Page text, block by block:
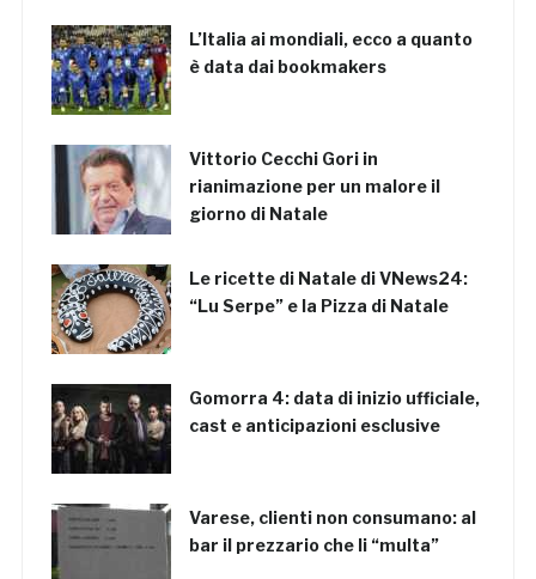
L’Italia ai mondiali, ecco a quanto
è data dai bookmakers
Vittorio Cecchi Gori in
rianimazione per un malore il
giorno di Natale
Le ricette di Natale di VNews24:
“Lu Serpe” e la Pizza di Natale
Gomorra 4: data di inizio ufficiale,
cast e anticipazioni esclusive
Varese, clienti non consumano: al
bar il prezzario che li “multa”